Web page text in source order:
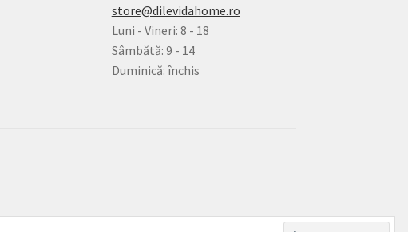
store@dilevidahome.ro
Luni - Vineri: 8 - 18
Sâmbătă: 9 - 14
Duminică: închis